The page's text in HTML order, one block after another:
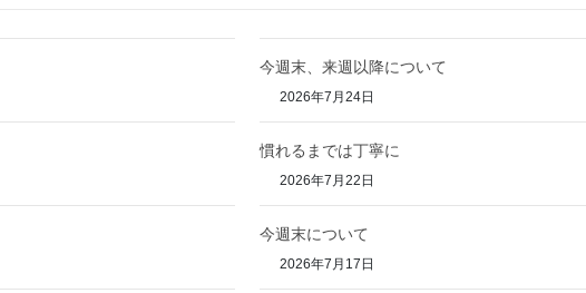
今週末、来週以降について
2026年7月24日
慣れるまでは丁寧に
2026年7月22日
今週末について
2026年7月17日